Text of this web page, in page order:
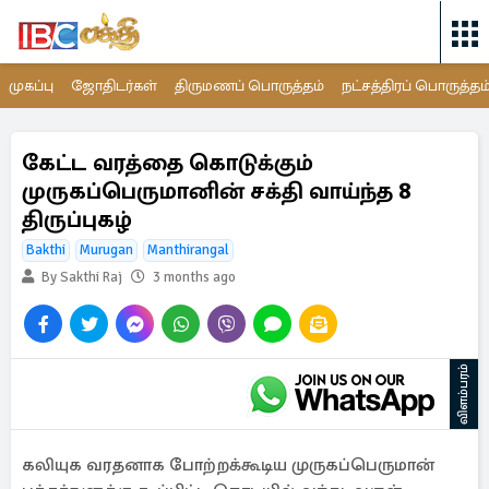
முகப்பு ஜோதிடர்கள் திருமணப் பொருத்தம் நட்சத்திரப்
கேட்ட வரத்தை கொடுக்கும்
முருகப்பெருமானின் சக்தி வாய்ந்த 8
திருப்புகழ்
Bakthi Murugan
Manthirangal
By Sakthi Raj
3 months ago
விளம்பரம்
கலியுக வரதனாக போற்றக்கூடிய முருகப்பெருமான்